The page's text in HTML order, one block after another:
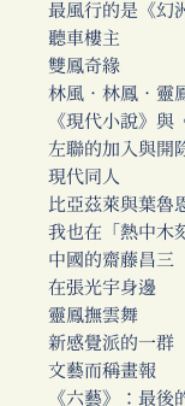
最風行的是《幻
聽車樓主
雙鳳奇緣
林風．林鳳．靈
《現代小說》與
左聯的加入與開
現代同人
比亞茲萊與葉魯
我也在「熱中木
中國的齋藤昌三
在張光宇身邊
靈鳳撫雲舞
新感覺派的一群
文藝而稱畫報
《六藝》：最後